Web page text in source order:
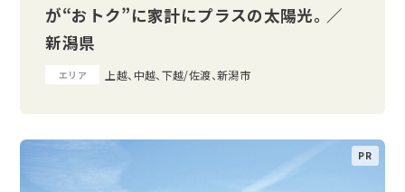
が“おトク”に家計にプラスの太陽光。 ／
新潟県
エリア 上越、中越、下越/佐渡、新潟市